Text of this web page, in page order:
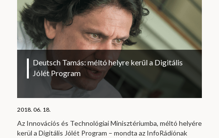
Deutsch Tamás: méltó helyre kerül a Digitális
Jólét Program
2018. 06. 18.
Az Innovációs és Technológiai Minisztériumba, méltó helyére
kerül a Digitális Jólét Program – mondta az InfoRádiónak